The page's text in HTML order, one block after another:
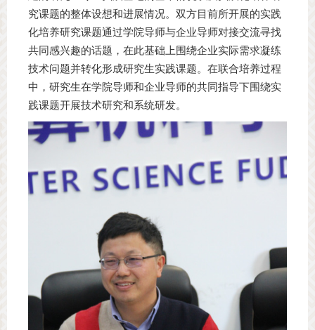
究课题的整体设想和进展情况。双方目前所开展的实践
化培养研究课题通过学院导师与企业导师对接交流寻找
共同感兴趣的话题，在此基础上围绕企业实际需求凝练
技术问题并转化形成研究生实践课题。在联合培养过程
中，研究生在学院导师和企业导师的共同指导下围绕实
践课题开展技术研究和系统研发。